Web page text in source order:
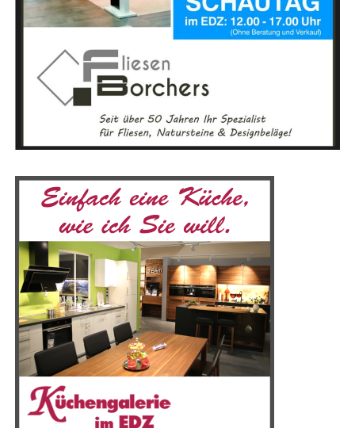
Begib dich auf eine Ent­de­ckungs­rei­se, die dir nicht nur
neu­es Wis­sen ver­mit­telt, son­dern auch dein spi­ri­tu­el­les
Bewusst­sein erwei­tert. Besu­che unser Lese­r­ECHO-Eso­
te­rik-Por­tal und fin­de dei­ne Quel­le der Inspi­ra­ti­on!
Gemein­sam kön­nen wir die Magie der Eso­te­rik erle­ben
und eine tie­fe­re Ver­bin­dung zu uns selbst und der Welt
um uns her­um aufbauen.
zahl an Lösun­gen und Dienst­leis­tun­gen, die sie vor Ort
ent­de­cken kön­nen. Von Bau­un­ter­neh­men über Hand­
werks­be­trie­be bis hin zu Spe­zia­lis­ten für ener­ge­ti­sche
Sanie­run­gen – die Bau­mes­se bie­tet für jeden Bau­in­ter­es­
sier­ten und Heim­wer­ker das pas­sen­de Ange­bot. Der
direk­te Aus­tausch mit Fach­leu­ten und das Ein­ho­len ers­
ter Ange­bo­te machen die Mes­se beson­ders attrak­tiv, vor
allem in einer so gro­ßen Regi­on wie dem Emsland.
Mit einer Aus­stel­lungs­flä­che von 5.000 Qua­drat­me­tern
bie­tet die Mes­se­hal­le aus­rei­chend Platz für die viel­fäl­ti­
gen Prä­sen­ta­tio­nen. Besu­cher, die mit dem Auto anrei­
sen, pro­fi­tie­ren von den kos­ten­frei­en Park­mög­lich­kei­
ten direkt an der Emslandhalle.
Anzeige